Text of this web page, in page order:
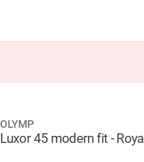
OLYMP
Luxor 45 modern fit - Royal